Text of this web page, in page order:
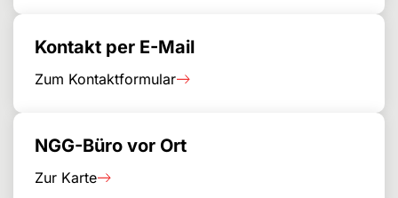
Kontakt per E-Mail
Zum Kontaktformular
NGG-Büro vor Ort
Zur Karte